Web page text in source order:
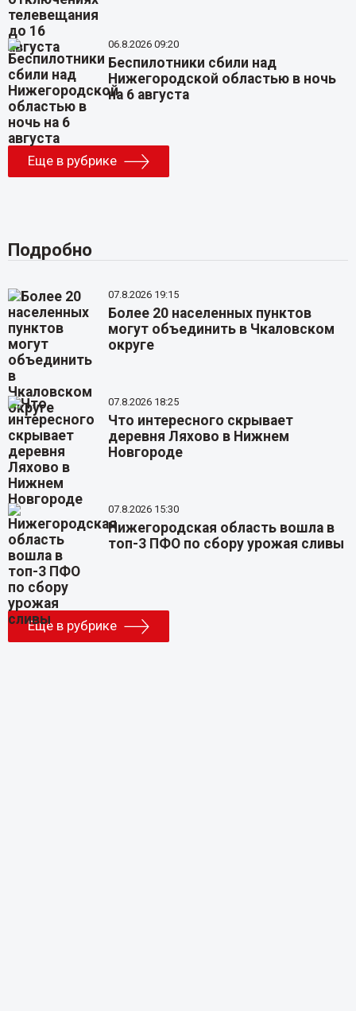
06.8.2026 09:20
Беспилотники сбили над
Нижегородской областью в ночь
на 6 августа
Еще в рубрике
Подробно
07.8.2026 19:15
Более 20 населенных пунктов
могут объединить в Чкаловском
округе
07.8.2026 18:25
Что интересного скрывает
деревня Ляхово в Нижнем
Новгороде
07.8.2026 15:30
Нижегородская область вошла в
топ-3 ПФО по сбору урожая сливы
Еще в рубрике